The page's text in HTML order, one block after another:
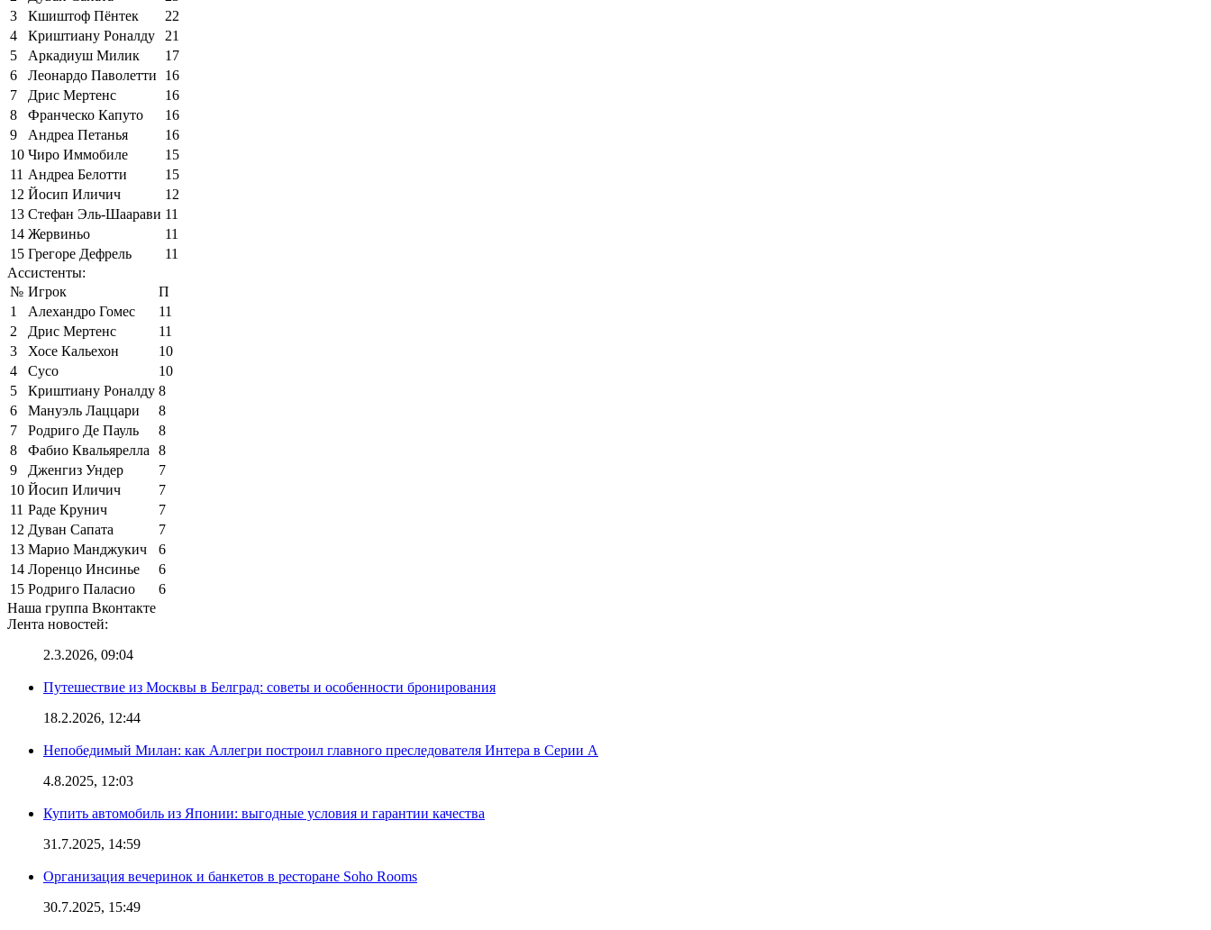
3
Кшиштоф Пёнтек
22
4
Криштиану Роналду
21
5
Аркадиуш Милик
17
6
Леонардо Паволетти
16
7
Дрис Мертенс
16
8
Франческо Капуто
16
9
Андреа Петанья
16
10 Чиро Иммобиле
15
11 Андреа Белотти
15
12 Йосип Иличич
12
13 Стефан Эль-Шаарави 11
14 Жервиньо
11
15 Грегоре Дефрель
11
Ассистенты:
№ Игрок
П
1
Алехандро Гомес
11
2
Дрис Мертенс
11
3
Хосе Кальехон
10
4
Сусо
10
5
Криштиану Роналду 8
6
Мануэль Лаццари
8
7
Родриго Де Пауль
8
8
Фабио Квальярелла
8
9
Дженгиз Ундер
7
10 Йосип Иличич
7
11 Раде Крунич
7
12 Дуван Сапата
7
13 Марио Манджукич
6
14 Лоренцо Инсинье
6
15 Родриго Паласио
6
Наша группа Вконтакте
Лента новостей:
2.3.2026, 09:04
Путешествие из Москвы в Белград: советы и особенности бронирования
18.2.2026, 12:44
Непобедимый Милан: как Аллегри построил главного преследователя Интера в Серии А
4.8.2025, 12:03
Купить автомобиль из Японии: выгодные условия и гарантии качества
31.7.2025, 14:59
Организация вечеринок и банкетов в ресторане Soho Rooms
30.7.2025, 15:49